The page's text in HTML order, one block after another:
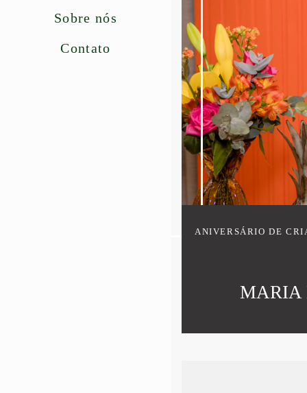
Sobre nós
Contato
ANIVERSÁRIO DE
MARIA